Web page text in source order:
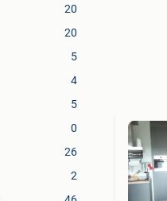
20
20
5
4
5
0
26
2